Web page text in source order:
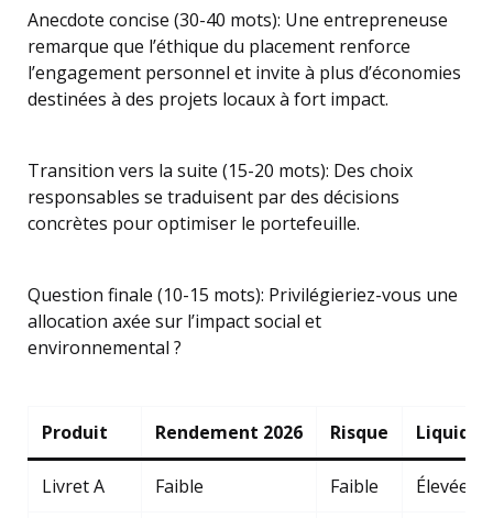
Anecdote concise (30-40 mots): Une entrepreneuse
remarque que l’éthique du placement renforce
l’engagement personnel et invite à plus d’économies
destinées à des projets locaux à fort impact.
Transition vers la suite (15-20 mots): Des choix
responsables se traduisent par des décisions
concrètes pour optimiser le portefeuille.
Question finale (10-15 mots): Privilégieriez-vous une
allocation axée sur l’impact social et
environnemental ?
Produit Rendement 2026 Risque
Livret A Faible Faible Élevée